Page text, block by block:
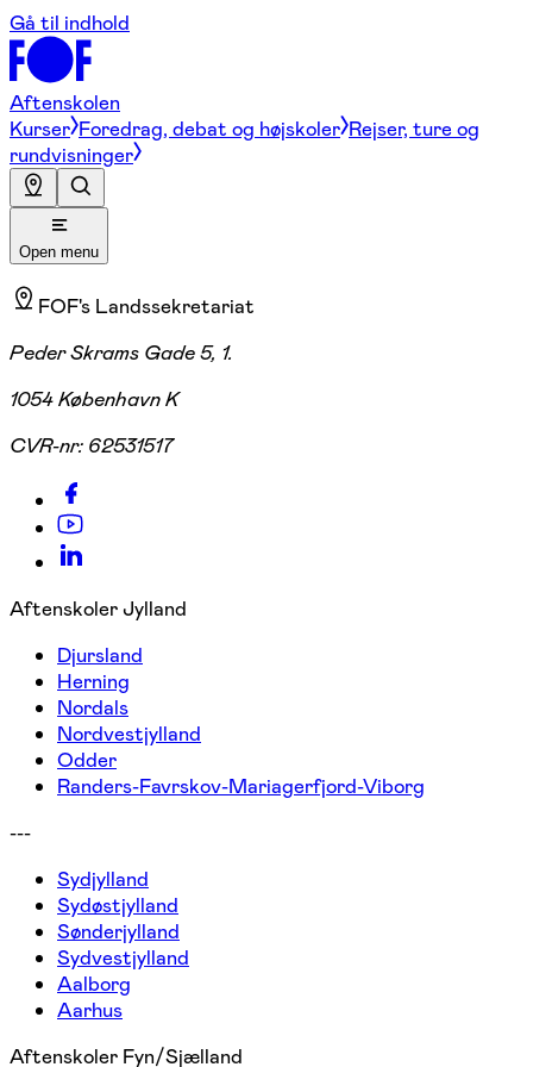
Gå til indhold
Aftenskolen
Kurser Foredrag, debat og højskoler Rejser, ture og
rundvisninger
Open menu
FOF's Landssekretariat
Peder Skrams Gade 5, 1.
1054 København K
CVR-nr: 62531517
Aftenskoler Jylland
Djursland
Herning
Nordals
Nordvestjylland
Odder
Randers-Favrskov-Mariagerfjord-Viborg
---
Sydjylland
Sydøstjylland
Sønderjylland
Sydvestjylland
Aalborg
Aarhus
Aftenskoler Fyn/Sjælland